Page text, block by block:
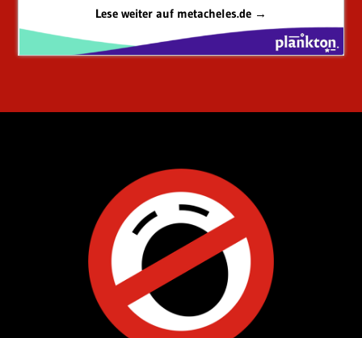
Lese weiter auf metacheles.de →